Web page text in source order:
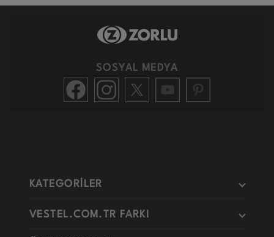
SOSYAL MEDYA
KATEGORİLER
VESTEL.COM.TR FARKI